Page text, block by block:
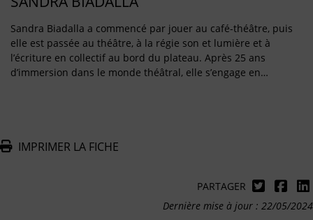
Sandra Biadalla a commencé par jouer au café-théâtre, puis
elle est passée au théâtre, à la régie son et lumière et à
l’écriture en collectif au bord du plateau. Après 25 ans
d’immersion dans le monde théâtral, elle s’engage en…
IMPRIMER LA FICHE
PARTAGER
Dernière mise à jour : 22/05/2024